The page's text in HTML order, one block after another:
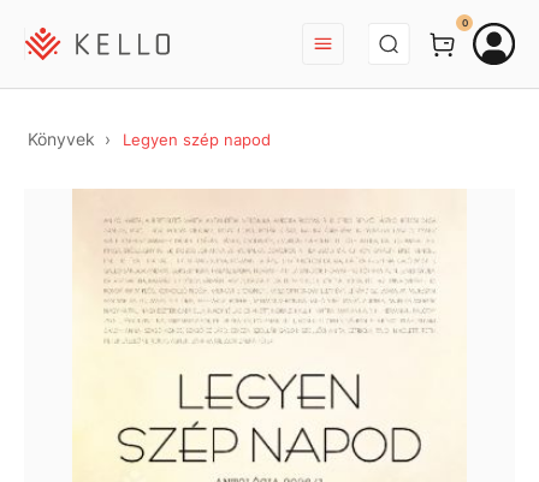
BEJELENTKEZÉS
0
Könyvek Legyen szép napod